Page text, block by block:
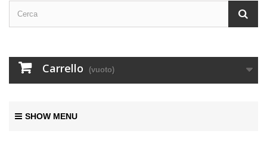
Carrello (vuoto)
SHOW MENU